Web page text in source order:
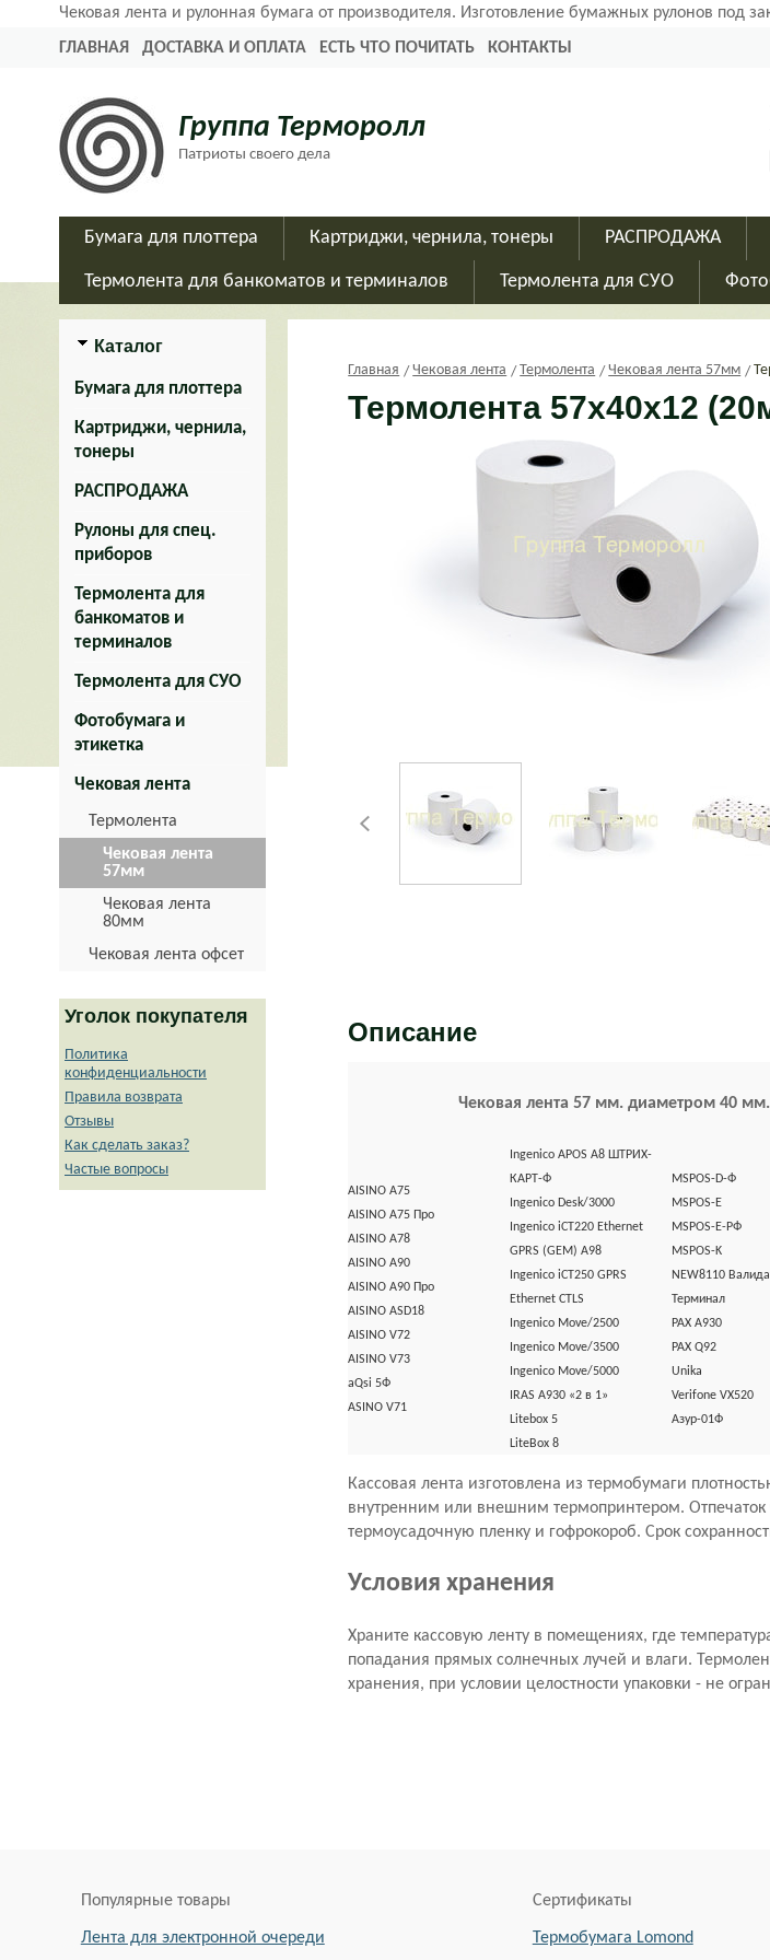
Чековая лента и рулонная бумага от производителя. Изготовление бумажных рулонов под
ГЛАВНАЯ
ДОСТАВКА И ОПЛАТА ЕСТЬ ЧТО ПОЧИТАТЬ КОНТАКТЫ
Группа Терморолл
Патриоты своего дела
Бумага для плоттера Картриджи, чернила, тонеры РАСПРОДАЖА
Термолента для банкоматов и терминалов Термолента для СУО
Каталог
Бумага для плоттера
Картриджи, чернила,
тонеры
РАСПРОДАЖА
Рулоны для спец.
приборов
Термолента для
банкоматов и
терминалов
Термолента для СУО
Фотобумага и
этикетка
Чековая лента
Термолента
Чековая лента
57мм
Чековая лента
80мм
Чековая лента офсет
Уголок покупателя
Политика
конфиденциальности
Правила возврата
Отзывы
Как сделать заказ?
Частые вопросы
Главная Чековая лента Термолента Чековая лента 57мм
Термолента 57х40х12
Описание
Чековая лента 57 мм. диаметром 40 мм.
AISINO A75
AISINO A75 Про
AISINO A78
AISINO A90
AISINO A90 Про
AISINO ASD18
AISINO V72
AISINO V73
aQsi 5Ф
ASINO V71
Ingenico APOS A8 ШТРИХ-
КАРТ-Ф
Ingenico Desk/3000
Ingenico iCT220 Ethernet
GPRS (GEM) A98
Ingenico iCT250 GPRS
Ethernet CTLS
Ingenico Move/2500
Ingenico Move/3500
Ingenico Move/5000
IRAS A930 «2 в 1»
Litebox 5
LiteBox 8
MSPOS-D-Ф
MSPOS-E
MSPOS-E-РФ
MSPOS-K
NEW8110
Терминал
PAX A930
PAX Q92
Unika
Verifone VX520
Азур-01Ф
Кассовая лента изготовлена из термобумаги
внутренним или внешним термопринтером. Отпечаток
термоусадочную пленку и гофрокороб. Срок
Условия хранения
Храните кассовую ленту в помещениях, где
попадания прямых солнечных лучей и влаги.
хранения, при условии целостности упаковки - не
Популярные товары
Лента для электронной очереди
Сертификаты
Термобумага Lomond